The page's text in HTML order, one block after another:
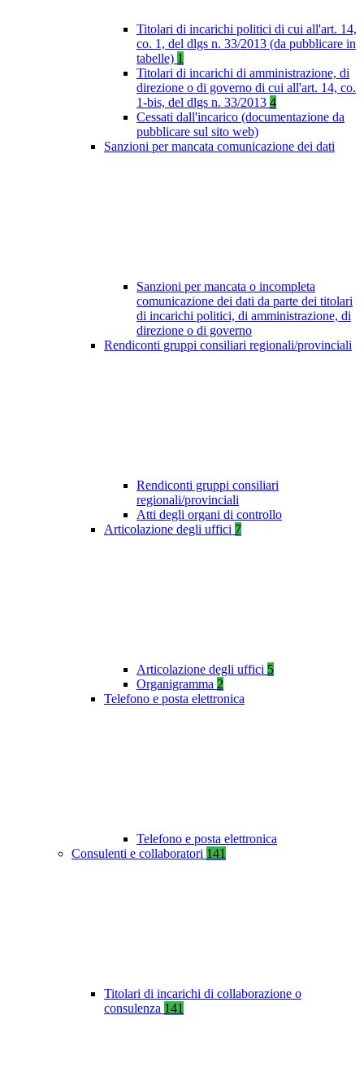
Titolari di incarichi politici di cui all'art. 14,
co. 1, del dlgs n. 33/2013 (da pubblicare in
tabelle) 1
Titolari di incarichi di amministrazione, di
direzione o di governo di cui all'art. 14, co.
1-bis, del dlgs n. 33/2013 4
Cessati dall'incarico (documentazione da
pubblicare sul sito web)
Sanzioni per mancata comunicazione dei dati
Sanzioni per mancata o incompleta
comunicazione dei dati da parte dei titolari
di incarichi politici, di amministrazione, di
direzione o di governo
Rendiconti gruppi consiliari regionali/provinciali
Rendiconti gruppi consiliari
regionali/provinciali
Atti degli organi di controllo
Articolazione degli uffici 7
Articolazione degli uffici 5
Organigramma 2
Telefono e posta elettronica
Telefono e posta elettronica
Consulenti e collaboratori 141
Titolari di incarichi di collaborazione o
consulenza 141